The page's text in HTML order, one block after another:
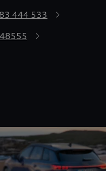
444 533